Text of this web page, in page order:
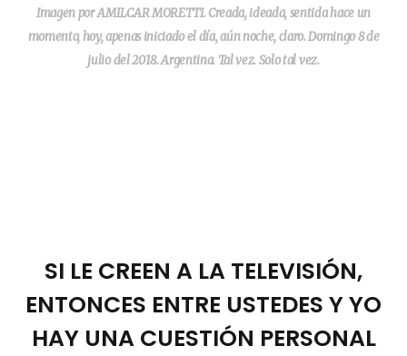
Imagen por AMILCAR MORETTI. Creada, ideada, sentida hace un
momento, hoy, apenas iniciado el día, aún noche, claro. Domingo 8 de
julio del 2018. Argentina. Tal vez. Solo tal vez.
SI LE CREEN A LA TELEVISIÓN,
ENTONCES ENTRE USTEDES Y YO
HAY UNA CUESTIÓN PERSONAL